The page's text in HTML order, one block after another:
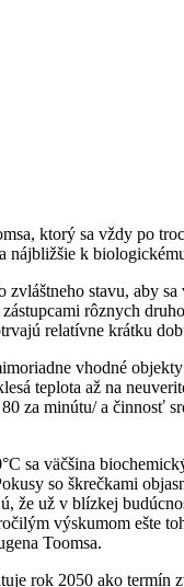
ktorý sa vždy po
k
stavu, aby
rôznych
relatívne krátku
vhodné
teplota až na
za minútu/ a činnosť
sa väčšina
so škrečkami
že už v blízkej
výskumom ešte
Toomsa.
rok 2050 ako termín